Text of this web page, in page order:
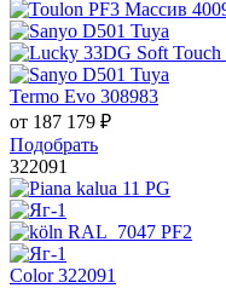
Termo Evo 308983
от 187 179 ₽
Подобрать
322091
Color 322091